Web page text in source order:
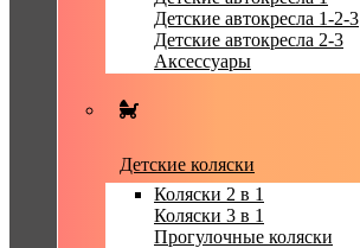
Детские автокресла 1-2-3
Детские автокресла 2-3
Аксессуары
Детские коляски
Коляски 2 в 1
Коляски 3 в 1
Прогулочные коляски